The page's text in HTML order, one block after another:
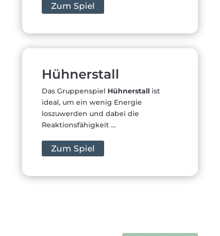
Zum Spiel
Hühnerstall
Das Gruppenspiel Hühnerstallist
ideal, um ein wenig Energie
loszuwerden und dabei die
Reaktionsfähigkeit …
Zum Spiel